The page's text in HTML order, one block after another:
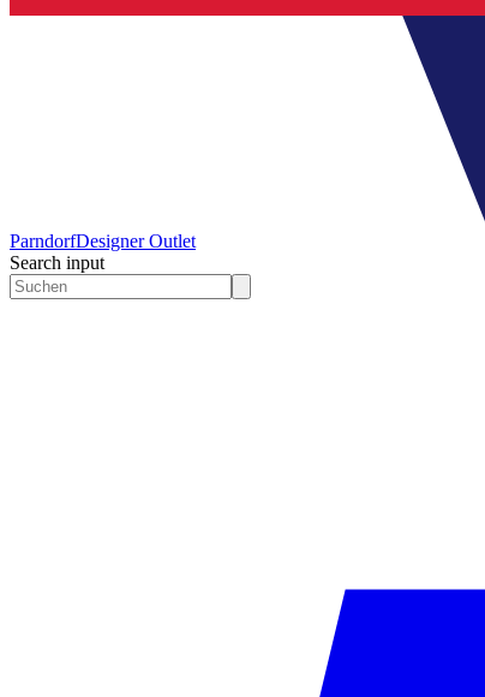
ParndorfDesigner Outlet
Search input